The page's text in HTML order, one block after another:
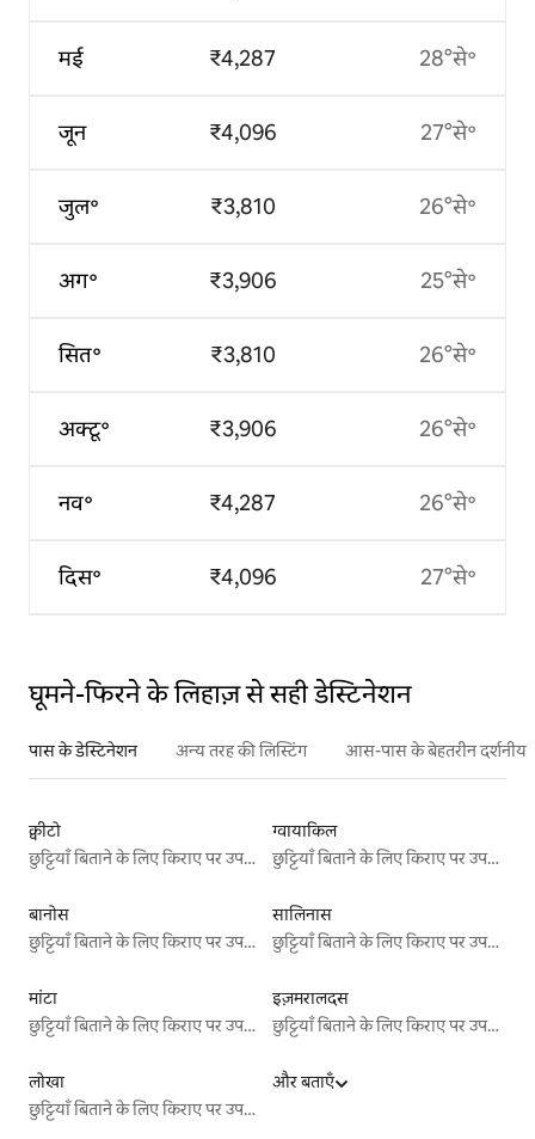
मई
जून
जुल॰
अग॰
सित॰
अक्टू॰
नव॰
दिस॰
₹4,287
₹4,096
₹3,810
₹3,906
₹3,810
₹3,906
₹4,287
₹4,096
28°से॰
27°से॰
26°से॰
25°से॰
26°से॰
26°से॰
26°से॰
27°से॰
घूमने-फिरने के लिहाज़ से सही डेस्टिनेशन
पास के डेस्टिनेशन अन्य तरह की लिस्टिंग आस-पास के बेहतरीन दर्शनीय
क्वीटो
छुट्टियाँ बिताने के लिए किराए पर उपलब्ध जगहें
ग्वायाकिल
छुट्टियाँ बिताने के लिए किराए पर उपलब्ध जगहें
बानोस
छुट्टियाँ बिताने के लिए किराए पर उपलब्ध जगहें
सालिनास
छुट्टियाँ बिताने के लिए किराए पर उपलब्ध जगहें
मांटा
छुट्टियाँ बिताने के लिए किराए पर उपलब्ध जगहें
इज़मरालदस
छुट्टियाँ बिताने के लिए किराए पर उपलब्ध जगहें
लोखा
छुट्टियाँ बिताने के लिए किराए पर उपलब्ध जगहें
और बताएँ